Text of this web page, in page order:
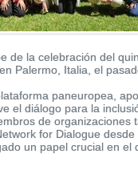
de la celebración del
Palermo, Italia, el
paneuropea,
el diálogo para la
de organizaciones
for Dialogue
un papel crucial en el